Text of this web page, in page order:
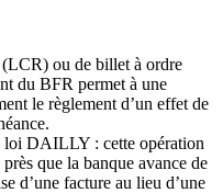
(LCR) ou de billet à ordre
du BFR permet à une
le règlement d’un effet de
loi DAILLY : cette opération
que la banque avance de
d’une facture au lieu d’une